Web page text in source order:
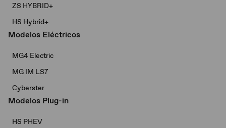
ZS HYBRID+
HS Hybrid+
Modelos Eléctricos
MG4 Electric
MG IM LS7
Cyberster
Modelos Plug-in
HS PHEV